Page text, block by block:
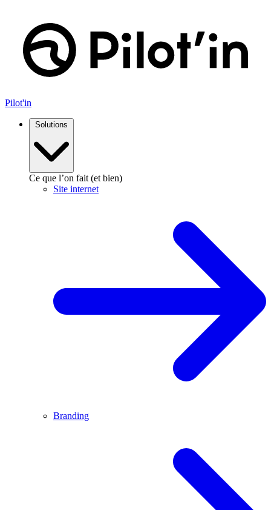
contenu
Pilot'in
Solutions
Ce que l’on fait (et bien)
Site internet
Branding